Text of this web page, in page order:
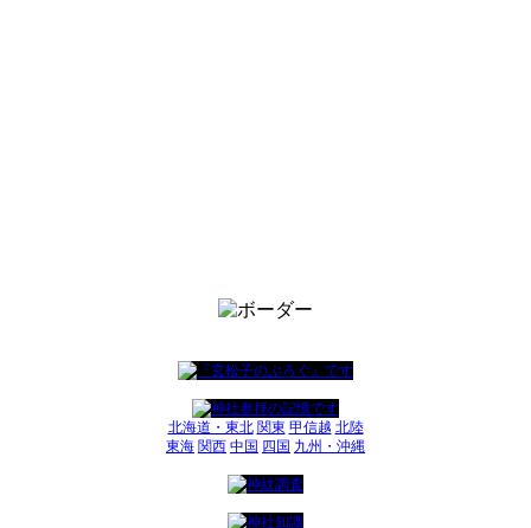
北海道・東北 関東 甲信越 北陸
東海 関西 中国 四国 九州・沖縄